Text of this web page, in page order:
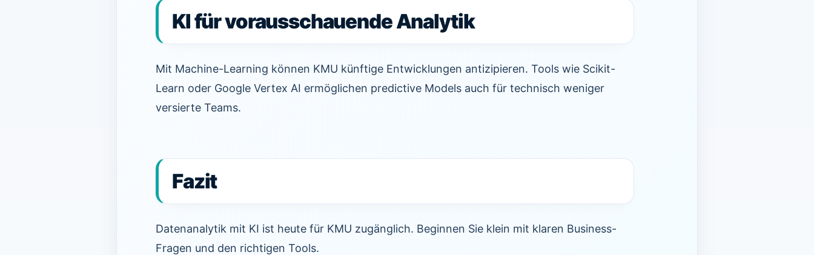
KI für vorausschauende Analytik
Mit Machine-Learning können KMU künftige Entwicklungen antizipieren. Tools wie Scikit-
Learn oder Google Vertex AI ermöglichen predictive Models auch für technisch weniger
versierte Teams.
Fazit
Datenanalytik mit KI ist heute für KMU zugänglich. Beginnen Sie klein mit klaren Business-
Fragen und den richtigen Tools.